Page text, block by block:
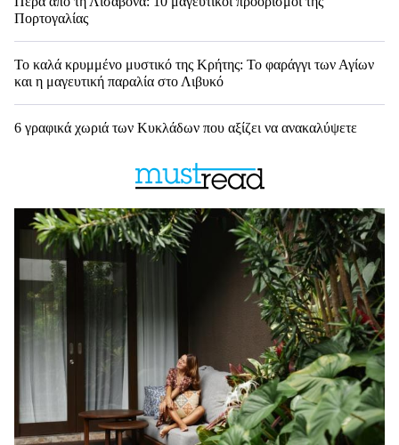
Πορτογαλίας
Το καλά κρυμμένο μυστικό της Κρήτης: Το φαράγγι των Αγίων
και η μαγευτική παραλία στο Λιβυκό
6 γραφικά χωριά των Κυκλάδων που αξίζει να ανακαλύψετε